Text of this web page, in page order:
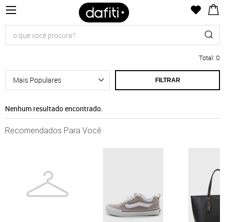
Total: 0
FILTRAR
Nenhum resultado encontrado.
Recomendados Para Você